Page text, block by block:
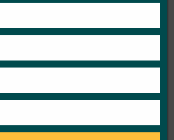
준은 암호 전달을 나타낼 수